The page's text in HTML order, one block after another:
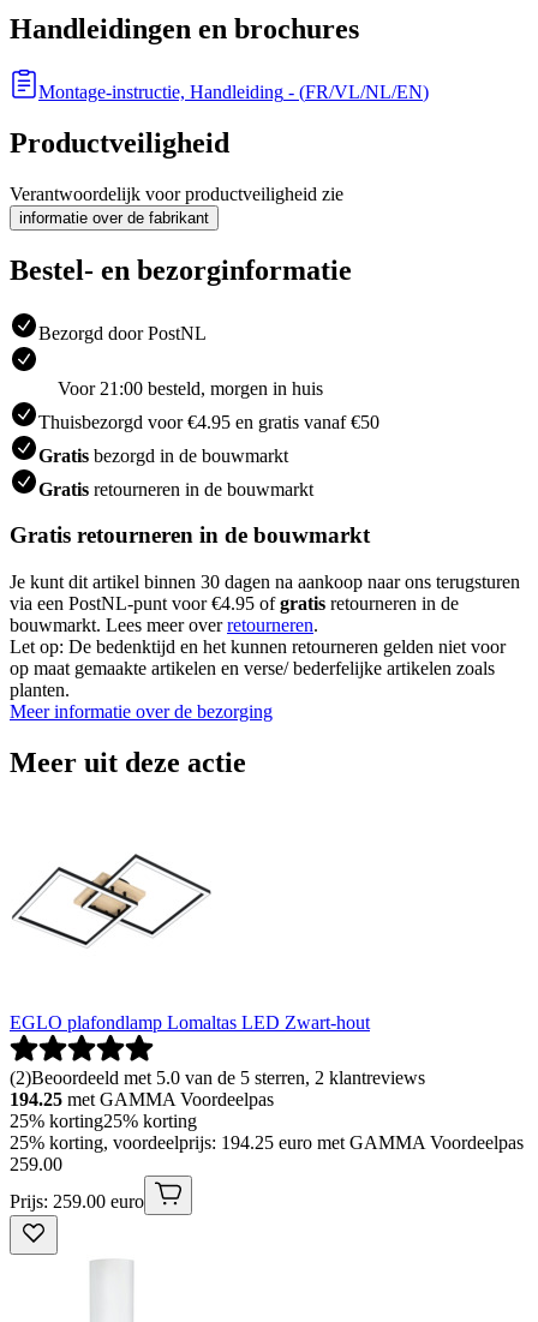
Handleidingen en brochures
Montage-instructie, Handleiding - (FR/VL/NL/EN)
Productveiligheid
Verantwoordelijk voor productveiligheid zie
informatie over de fabrikant
Bestel- en bezorginformatie
Bezorgd door PostNL
Voor 21:00 besteld, morgen in huis
Thuisbezorgd voor €4.95 en gratis vanaf €50
Gratis bezorgd in de bouwmarkt
Gratis retourneren in de bouwmarkt
Gratis retourneren in de bouwmarkt
Je kunt dit artikel binnen 30 dagen na aankoop naar ons terugsturen
via een PostNL-punt voor €4.95 ofgratis retourneren in de
bouwmarkt. Lees meer overretourneren.
Let op: De bedenktijd en het kunnen retourneren gelden niet voor
op maat gemaakte artikelen en verse/ bederfelijke artikelen zoals
planten.
Meer informatie over de bezorging
Meer uit deze actie
EGLO plafondlamp Lomaltas LED Zwart-hout
(2)Beoordeeld met 5.0 van de 5 sterren, 2 klantreviews
194.25 met GAMMA Voordeelpas
25% korting25% korting
25% korting, voordeelprijs: 194.25 euro met GAMMA Voordeelpas
259.00
Prijs: 259.00 euro